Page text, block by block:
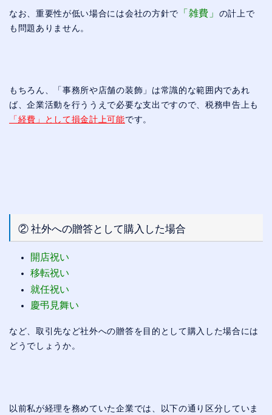
なお、重要性が低い場合には会社の方針で 「雑費」 の計上で
も問題ありません。
もちろん、「事務所や店舗の装飾」は常識的な範囲内であれ
ば、企業活動を行ううえで必要な支出ですので、税務申告上も
「経費」として損金計上可能です。
② 社外への贈答として購入した場合
開店祝い
移転祝い
就任祝い
慶弔見舞い
など、取引先など社外への贈答を目的として購入した場合には
どうでしょうか。
以前私が経理を務めていた企業では、以下の通り区分していま